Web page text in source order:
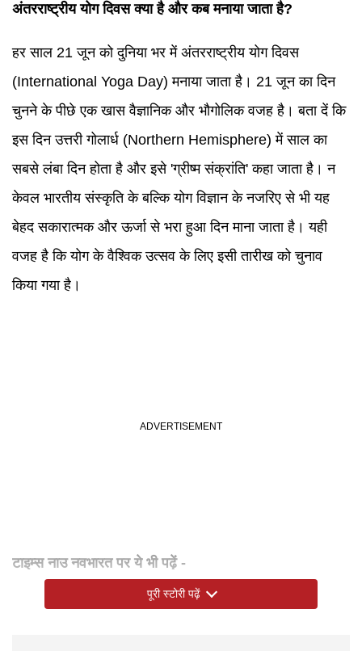
अंतरराष्ट्रीय योग दिवस क्या है और कब मनाया जाता है?
हर साल 21 जून को दुनिया भर में अंतरराष्ट्रीय योग दिवस
(International Yoga Day) मनाया जाता है। 21 जून का दिन
चुनने के पीछे एक खास वैज्ञानिक और भौगोलिक वजह है। बता दें कि
इस दिन उत्तरी गोलार्ध (Northern Hemisphere) में साल का
सबसे लंबा दिन होता है और इसे 'ग्रीष्म संक्रांति' कहा जाता है। न
केवल भारतीय संस्कृति के बल्कि योग विज्ञान के नजरिए से भी यह
बेहद सकारात्मक और ऊर्जा से भरा हुआ दिन माना जाता है। यही
वजह है कि योग के वैश्विक उत्सव के लिए इसी तारीख को चुनाव
किया गया है।
टाइम्स नाउ नवभारत पर ये भी पढ़ें -
माइग्रेशन सर्टिफिकेट क्या होता है और इसकी जरूरत कब पड़ती है,
पूरी स्टोरी पढ़ें